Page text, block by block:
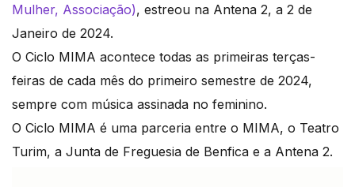
Mulher, Associação), estreou na Antena 2, a 2 de
Janeiro de 2024.
O Ciclo MIMA acontece todas as primeiras terças-
feiras de cada mês do primeiro semestre de 2024,
sempre com música assinada no feminino.
O Ciclo MIMA é uma parceria entre o MIMA, o Teatro
Turim, a Junta de Freguesia de Benfica e a Antena 2.